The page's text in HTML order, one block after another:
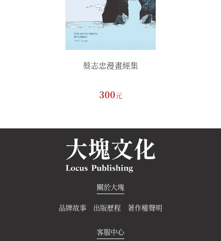
蔡志忠漫畫經集
300元
關於大塊
品牌故事 出版歷程 著作權聲明
客服中心